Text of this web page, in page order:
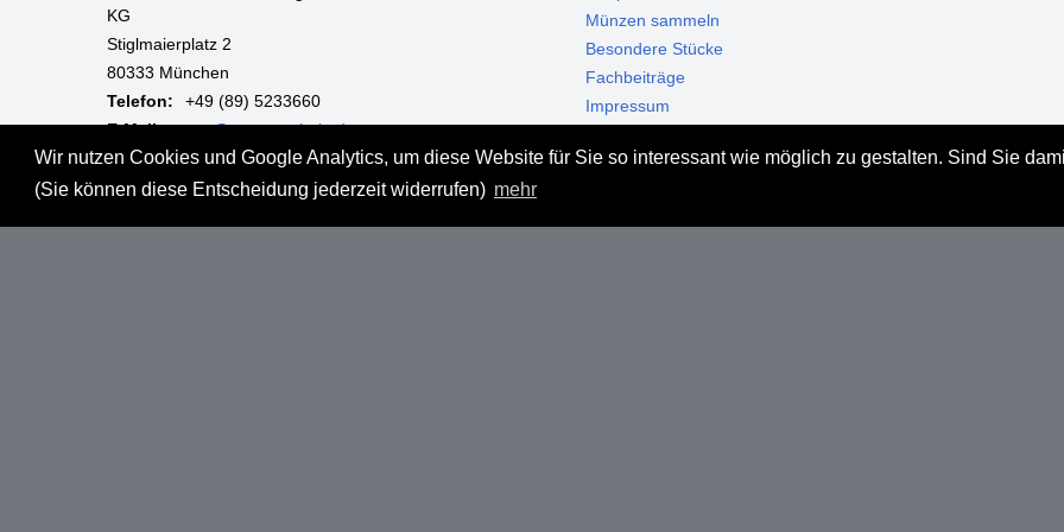
Wir nutzen Cookies und Google Analytics, um diese Website für Sie so interessant wie möglich zu gestalten. Sind Sie
(Sie können diese Entscheidung jederzeit widerrufen) mehr
KG
Stiglmaierplatz 2
80333 München
Telefon:
+49 (89) 5233660
E-Mail:
mgm@muenzgalerie.de
Mo-Fr:
9:00 - 18:00 Uhr
Münzen sammeln
Besondere Stücke
Fachbeiträge
Impressum
Haftungsausschluss